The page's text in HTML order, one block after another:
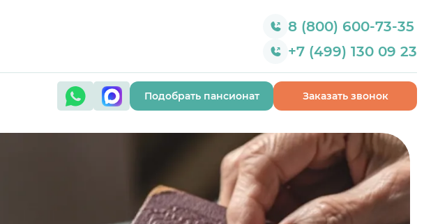
8 (800) 600-73-35
+7 (499) 130 09 23
Подобрать пансионат Заказать звонок